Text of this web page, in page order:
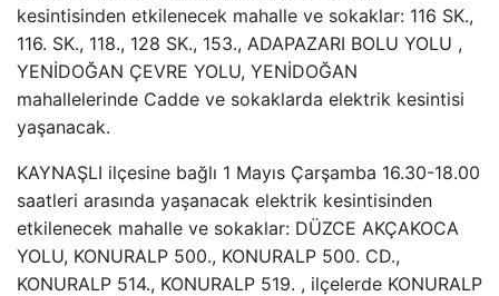
kesintisinden etkilenecek mahalle ve sokaklar: 116 SK.,
116. SK., 118., 128 SK., 153., ADAPAZARI BOLU YOLU ,
YENİDOĞAN ÇEVRE YOLU, YENİDOĞAN
mahallelerinde Cadde ve sokaklarda elektrik kesintisi
yaşanacak.
KAYNAŞLI ilçesine bağlı 1 Mayıs Çarşamba 16.30-18.00
saatleri arasında yaşanacak elektrik kesintisinden
etkilenecek mahalle ve sokaklar: DÜZCE AKÇAKOCA
YOLU, KONURALP 500., KONURALP 500. CD.,
KONURALP 514., KONURALP 519. , ilçelerde KONURALP